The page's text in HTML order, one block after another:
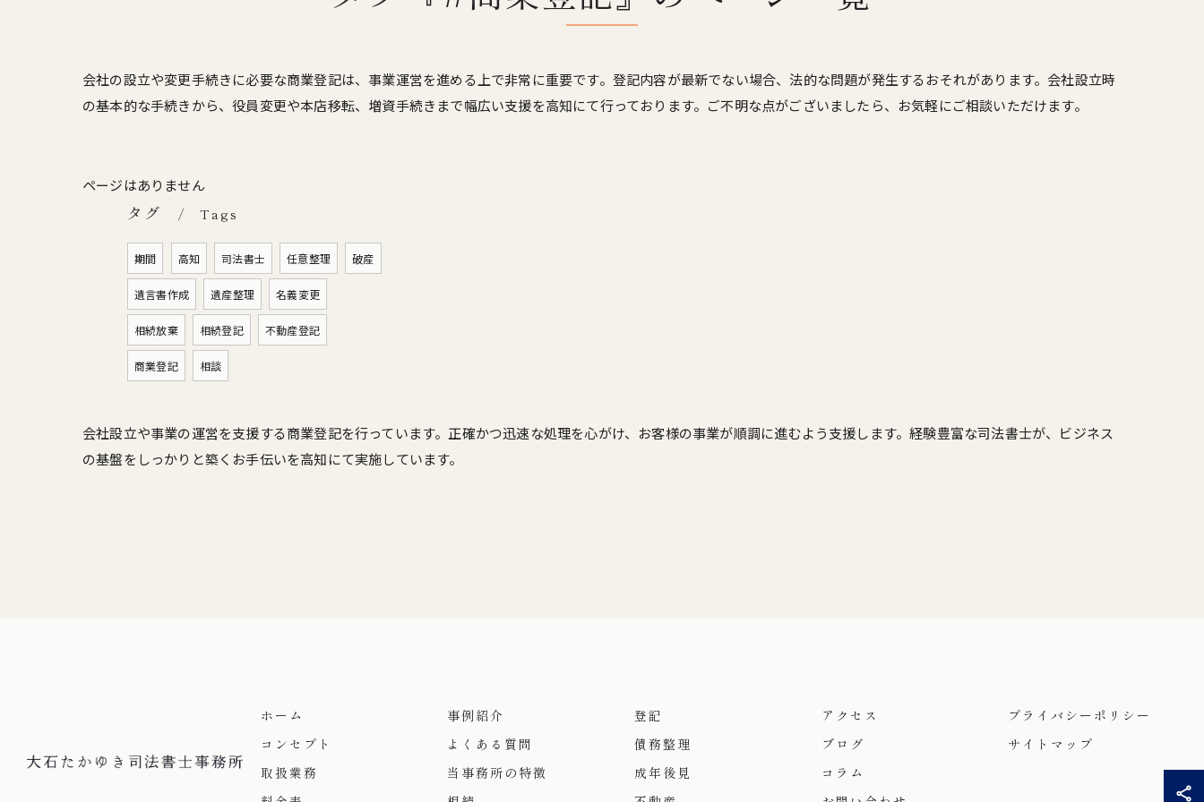
会社の設立や変更手続きに必要な商業登記は、事業運営を進める上で非常に重要です。登記内容が最新でない場合、法的な問題が発生するおそれがあります。会社設立時
の基本的な手続きから、役員変更や本店移転、増資手続きまで幅広い支援を高知にて行っております。ご不明な点がございましたら、お気軽にご相談いただけます。
ページはありません
タグ Tags
期間 高知 司法書士 任意整理 破産
遺言書作成 遺産整理 名義変更
相続放棄 相続登記 不動産登記
商業登記 相談
会社設立や事業の運営を支援する商業登記を行っています。正確かつ迅速な処理を心がけ、お客様の事業が順調に進むよう支援します。経験豊富な司法書士が、ビジネス
の基盤をしっかりと築くお手伝いを高知にて実施しています。
ホーム
コンセプト
取扱業務
事例紹介
よくある質問
当事務所の特徴
登記
債務整理
成年後見
アクセス
ブログ
コラム
プライバシーポリシー
サイトマップ